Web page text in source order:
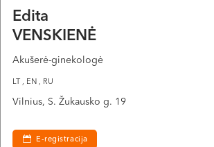
Edita
VENSKIENĖ
Akušerė-ginekologė
LT , EN , RU
Vilnius, S. Žukausko g. 19
E-registracija